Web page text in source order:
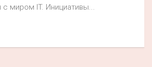
с миром IT. Инициативы...